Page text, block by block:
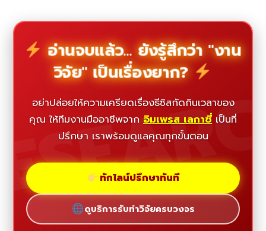
อ่านจบแล้ว... ยังรู้สึกว่า "งาน
วิจัย" เป็นเรื่องยาก?
อย่าปล่อยให้ความเครียดเรื่องธีซิสกัดกินเวลาของ
คุณ ให้ทีมงานมืออาชีพจาก อิมเพรส เลกาซี่ เป็นที่
ปรึกษา เราพร้อมดูแลคุณทุกขั้นตอน
ทักไลน์ปรึกษาทันที
ดูบริการรับทำวิจัยครบวงจร